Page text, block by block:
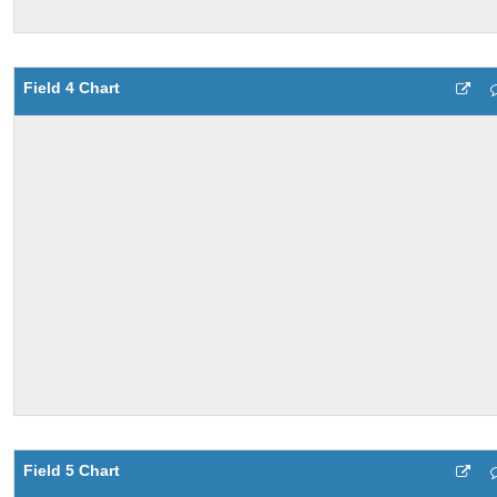
Field 4 Chart
Field 5 Chart